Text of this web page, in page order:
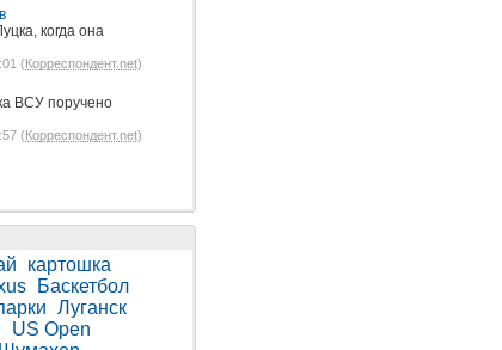
когда она
(Корреспондент.net)
ВСУ поручено
(Корреспондент.net)
картошка
Баскетбол
Луганск
US Open